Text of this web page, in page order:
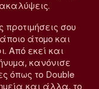
προτιμήσεις σου
άτομο και
Από εκεί και
κανόνισε
όπως το Double
και άλλα, το